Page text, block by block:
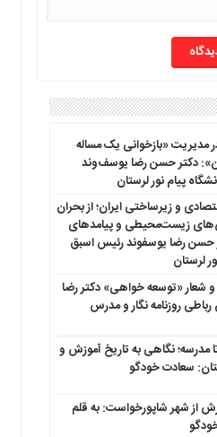
مدیریت «بازخوانی یک مساله
دکتر حسن رضا یوسف‌وند
پیام نور لرستان
و زیرساختی ایران؛ از بحران
زیست‌محیطی و پیامدهای
حسن رضا یوسفوند رئیس اسبق
لرستان
شعار «توسعه خواهی» دکتر رضا
روزنامه نگار و مدرس
مدرسه؛ نگاهی به تاریخ آموزش و
سعادت خودگو
از شهر شاپورخواست: به قلم